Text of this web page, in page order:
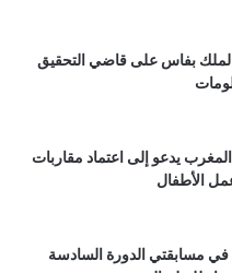
بفاس على قاضي التحقيق
يدعو إلى اعتماد مقاربات
الأطفال
31 فيلما في مسابقتي الدورة السادسة